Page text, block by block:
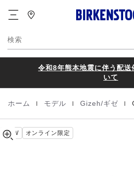
検索
令和8年熊本地震に伴う配送
いて
Homepage
ホーム モデル Gizeh/ギゼ
EVA
NEW オンライン限定
about
product